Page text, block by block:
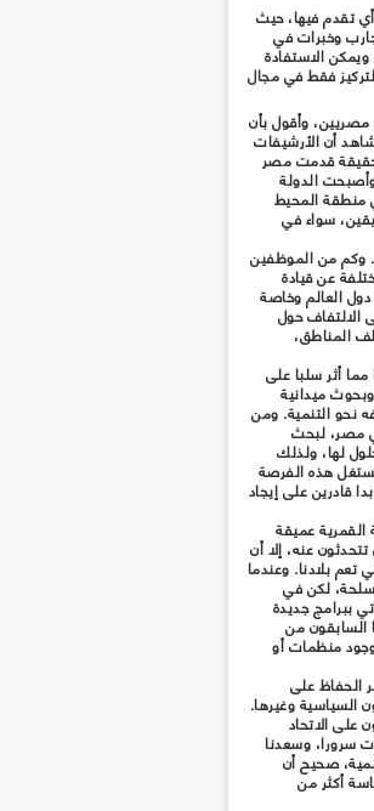
تقدم فيها، حيث
وخبرات في
الاستفادة
فقط في مجال
وأقول بأن
أن الأرشيفات
قدمت مصر
الدولة
منطقة المحيط
سواء في
وكم من الموظفين
عن قيادة
العالم وخاصة
الالتفاف حول
المناطق،
أثر سلبا على
ميدانية
نحو التنمية. ومن
مصر، لبحث
لها، ولذلك
هذه الفرصة
قادرين على إيجاد
عميقة
عنه، إلا أن
بلادنا. وعندما
لكن في
ببرامج جديدة
السابقون من
منظمات أو
الحفاظ على
السياسية وغيرها.
على الاتحاد
سرورا، وسعدنا
صحيح أن
أكثر من